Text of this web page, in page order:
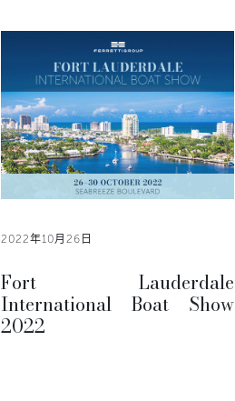
2022年10月26日
Fort Lauderdale
International Boat Show
2022